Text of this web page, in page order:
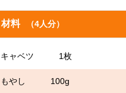
材料 （4人分）
キャベツ 1枚
もやし 100g